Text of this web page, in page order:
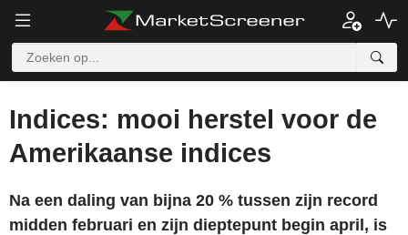
Indices: mooi herstel voor de
Amerikaanse indices
Na een daling van bijna 20 % tussen zijn record
midden februari en zijn dieptepunt begin april, is